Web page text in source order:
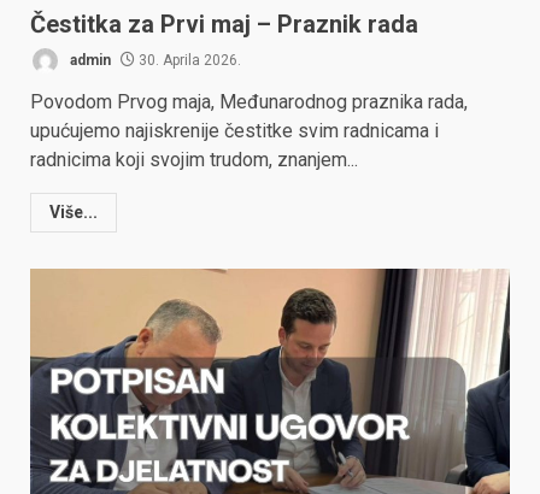
Čestitka za Prvi maj – Praznik rada
admin 30. Aprila 2026.
Povodom Prvog maja, Međunarodnog praznika rada,
upućujemo najiskrenije čestitke svim radnicama i
radnicima koji svojim trudom, znanjem...
Više...